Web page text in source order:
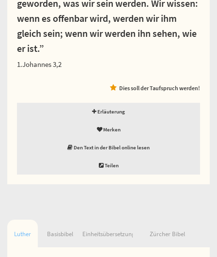
geworden, was wir sein werden. Wir wissen:
wenn es offenbar wird, werden wir ihm
gleich sein; wenn wir werden ihn sehen, wie
er ist.”
1.Johannes 3,2
Dies soll der Taufspruch werden!
Erläuterung
Merken
Den Text in der Bibel online lesen
Teilen
Luther Basisbibel Einheitsübersetzung Zürcher Bibel